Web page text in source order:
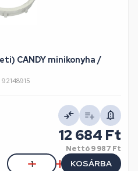
CANDY minikonyha /
12 684 Ft
Nettó9 987 Ft
KOSÁRBA